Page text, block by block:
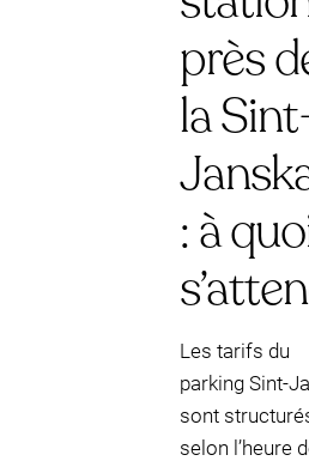
près
la
: à
Les tarifs du
parking Sint-
sont
selon l’heure